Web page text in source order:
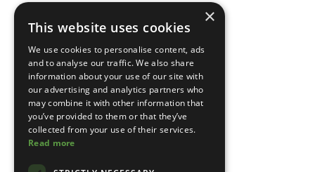
×
This website uses cookies
We use cookies to personalise content, ads
and to analyse our traffic. We also share
information about your use of our site with
our advertising and analytics partners who
may combine it with other information that
you’ve provided to them or that they’ve
collected from your use of their services.
Read more